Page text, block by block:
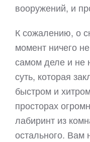
вооружений, и
К сожалению, о
момент ничего
самом деле и не
суть, которая
быстром и
просторах
лабиринт из
остального. Вам